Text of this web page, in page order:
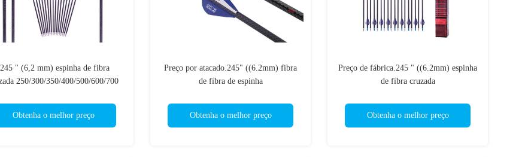
" (6,2 mm) espinha de fibra
250/300/350/400/500/600/700
Obtenha o melhor preço
Preço por atacado.245" ((6.2mm) fibra
de fibra de espinha
Obtenha o melhor preço
Preço de fábrica.245 " ((6.2mm) espinha
de fibra cruzada
Obtenha o melhor preço